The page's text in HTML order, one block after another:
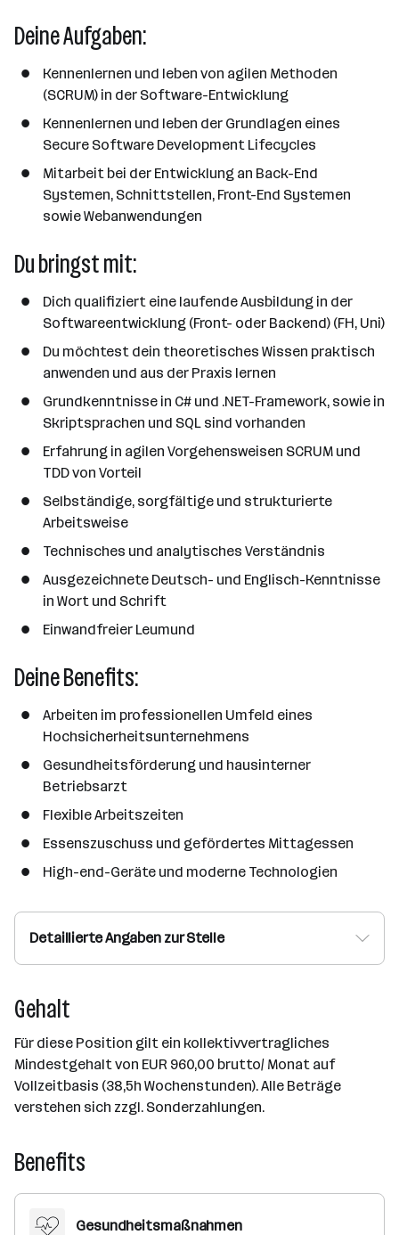
n
b
i
e
a
n
o
r
Deine Aufgaben:
Kennenlernen und leben von agilen Methoden
(SCRUM) in der Software-Entwicklung
Kennenlernen und leben der Grundlagen eines
Secure Software Development Lifecycles
Mitarbeit bei der Entwicklung an Back-End
Systemen, Schnittstellen, Front-End Systemen
sowie Webanwendungen
Du bringst mit:
Dich qualifiziert eine laufende Ausbildung in der
Softwareentwicklung (Front- oder Backend) (FH, Uni)
Du möchtest dein theoretisches Wissen praktisch
anwenden und aus der Praxis lernen
Grundkenntnisse in C# und .NET-Framework, sowie in
Skriptsprachen und SQL sind vorhanden
Erfahrung in agilen Vorgehensweisen SCRUM und
TDD von Vorteil
Selbständige, sorgfältige und strukturierte
Arbeitsweise
Technisches und analytisches Verständnis
Ausgezeichnete Deutsch- und Englisch-Kenntnisse
in Wort und Schrift
Einwandfreier Leumund
Deine Benefits:
Arbeiten im professionellen Umfeld eines
Hochsicherheitsunternehmens
Gesundheitsförderung und hausinterner
Betriebsarzt
Flexible Arbeitszeiten
Essenszuschuss und gefördertes Mittagessen
High-end-Geräte und moderne Technologien
Detaillierte Angaben zur Stelle
Gehalt
Für diese Position gilt ein kollektivvertragliches
Mindestgehalt von EUR 960,00 brutto/ Monat auf
Vollzeitbasis (38,5h Wochenstunden). Alle Beträge
verstehen sich zzgl. Sonderzahlungen.
Benefits
Gesundheitsmaßnahmen